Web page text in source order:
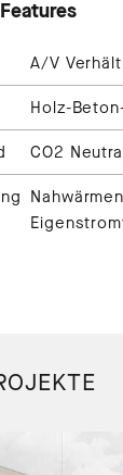
A/V
Holz-
CO2